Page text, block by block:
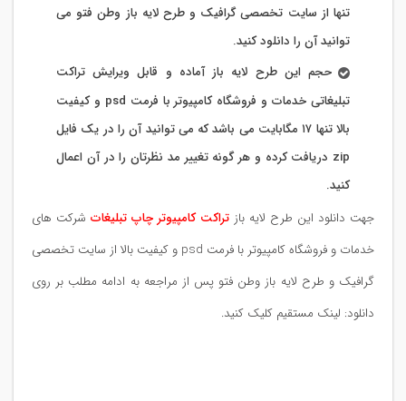
تنها از سایت تخصصی گرافیک و طرح لایه باز وطن فتو می
توانید آن را دانلود کنید.
حجم این طرح لایه باز آماده و قابل ویرایش تراکت
تبلیغاتی خدمات و فروشگاه کامپیوتر با فرمت psd و کیفیت
بالا تنها ۱۷ مگابایت می باشد که می توانید آن را در یک فایل
zip دریافت کرده و هر گونه تغییر مد نظرتان را در آن اعمال
کنید.
جهت دانلود این طرح لایه باز تراکت کامپیوتر چاپ تبلیغات شرکت های
خدمات و فروشگاه کامپیوتر با فرمت psd و کیفیت بالا از سایت تخصصی
گرافیک و طرح لایه باز وطن فتو پس از مراجعه به ادامه مطلب بر روی
دانلود: لینک مستقیم کلیک کنید.